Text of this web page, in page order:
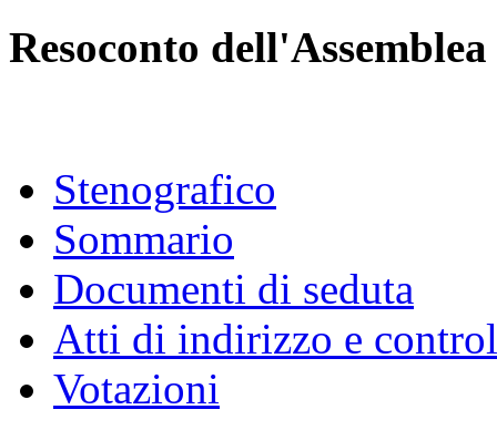
Resoconto dell'Assemblea
Stenografico
Sommario
Documenti di seduta
Atti di indirizzo e
Votazioni